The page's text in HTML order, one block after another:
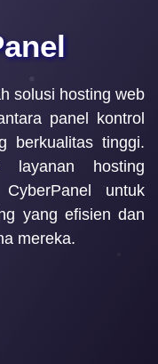
solusi hosting web
panel kontrol
berkualitas tinggi.
layanan hosting
CyberPanel untuk
yang efisien dan
mereka.